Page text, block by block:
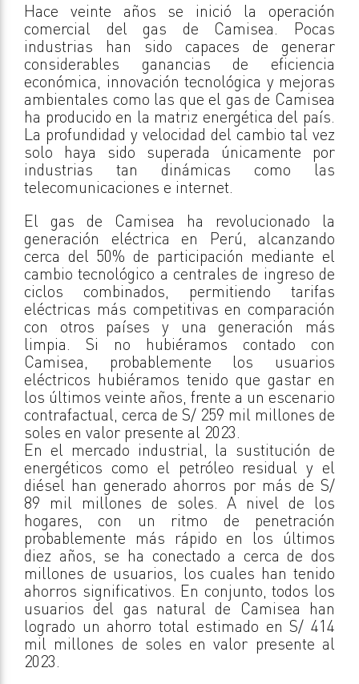
Hace veinte años se inició la operación
comercial del gas de Camisea. Pocas
industrias han sido capaces de generar
considerables ganancias de eficiencia
económica, innovación tecnológica y mejoras
ambientales como las que el gas de Camisea
ha producido en la matriz energética del país.
La profundidad y velocidad del cambio tal vez
solo haya sido superada únicamente por
industrias tan dinámicas como las
telecomunicaciones e internet.
El gas de Camisea ha revolucionado la
generación eléctrica en Perú, alcanzando
cerca del 50% de participación mediante el
cambio tecnológico a centrales de ingreso de
ciclos combinados, permitiendo tarifas
eléctricas más competitivas en comparación
con otros países y una generación más
limpia. Si no hubiéramos contado con
Camisea, probablemente los usuarios
eléctricos hubiéramos tenido que gastar en
los últimos veinte años, frente a un escenario
contrafactual, cerca de S/ 259 mil millones de
soles en valor presente al 2023.
En el mercado industrial, la sustitución de
energéticos como el petróleo residual y el
diésel han generado ahorros por más de S/
89 mil millones de soles. A nivel de los
hogares, con un ritmo de penetración
probablemente más rápido en los últimos
diez años, se ha conectado a cerca de dos
millones de usuarios, los cuales han tenido
ahorros significativos. En conjunto, todos los
usuarios del gas natural de Camisea han
logrado un ahorro total estimado en S/ 414
mil millones de soles en valor presente al
2023.